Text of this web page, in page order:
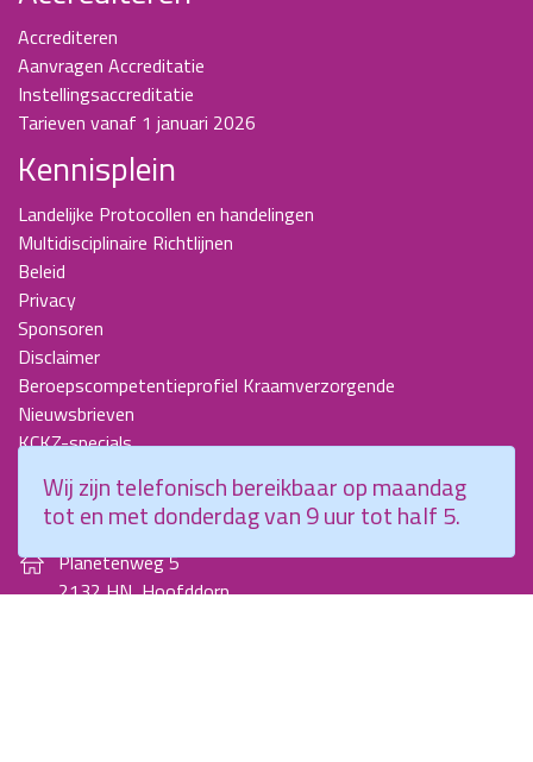
Accrediteren
Aanvragen Accreditatie
Instellingsaccreditatie
Tarieven vanaf 1 januari 2026
Kennisplein
Landelijke Protocollen en handelingen
Multidisciplinaire Richtlijnen
Beleid
Privacy
Sponsoren
Disclaimer
Beroepscompetentieprofiel Kraamverzorgende
Nieuwsbrieven
KCKZ-specials
Contact
Planetenweg 5
2132 HN, Hoofddorp
Wij zijn telefonisch bereikbaar op maandag
tot en met donderdag van 9 uur tot half 5.